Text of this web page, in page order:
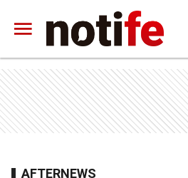
AFTERNEWS